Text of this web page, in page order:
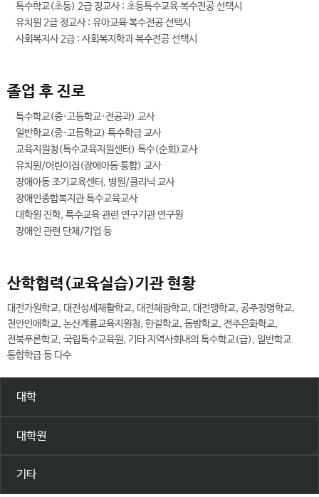
특수학교(초등) 2급 정교사 : 초등특수교육 복수전공 선택시
유치원 2급 정교사 : 유아교육 복수전공 선택시
사회복지사 2급 : 사회복지학과 복수전공 선택시
졸업 후 진로
특수학교(중·고등학교·전공과) 교사
일반학교(중·고등학교) 특수학급 교사
교육지원청(특수교육지원센터) 특수(순회)교사
유치원/어린이집(장애아동 통합) 교사
장애아동 조기교육센터, 병원/클리닉 교사
장애인종합복지관 특수교육교사
대학원 진학, 특수교육 관련 연구기관 연구원
장애인 관련 단체/기업 등
산학협력(교육실습)기관 현황
대전가원학교, 대전성세재활학교, 대전혜광학교, 대전맹학교, 공주정명학교,
천안인애학교, 논산계룡교육지원청, 한길학교, 동방학교, 전주은화학교,
전북푸른학교, 국립특수교육원, 기타 지역사회내의 특수학교(급), 일반학교
통합학급 등 다수
대학
대학원
기타